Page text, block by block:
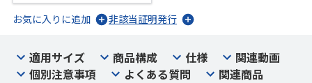
お気に入りに追加
非該当証明発行
適用サイズ 商品構成 仕様
関連動画
個別注意事項
よくある質問 関連商品